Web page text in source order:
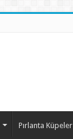
Pırlanta Küpeler